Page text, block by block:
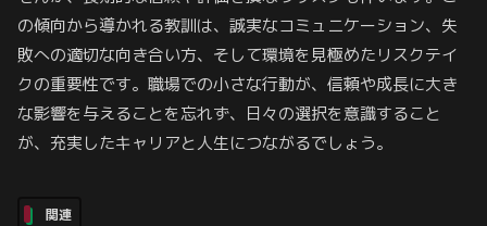
の傾向から導かれる教訓は、誠実なコミュニケーション、失
敗への適切な向き合い方、そして環境を見極めたリスクテイ
クの重要性です。職場での小さな行動が、信頼や成長に大き
な影響を与えることを忘れず、日々の選択を意識すること
が、充実したキャリアと人生につながるでしょう。
関連